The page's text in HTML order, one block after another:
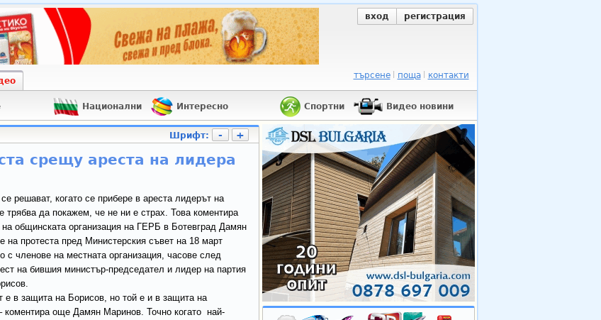
вход регистрация
търсене поща контакти
Национални Интересно Спортни Видео новини
Шрифт: - +
срещу ареста на лидера
решават, когато се прибере в ареста лидерът на
трябва да покажем, че не ни e страх. Това коментира
на общинската организация на ГЕРБ в Ботевград Дамян
на протеста пред Министерския съвет на 18 март
с членове на местната организация, часове след
на бившия министър-председател и лидер на партия
е в защита на Борисов, но той е и в защита на
коментира още Дамян Маринов. Точно когато най-